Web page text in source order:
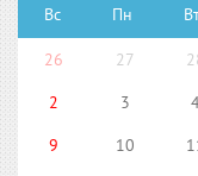
Вс Пн
26 27
2
3
9
10